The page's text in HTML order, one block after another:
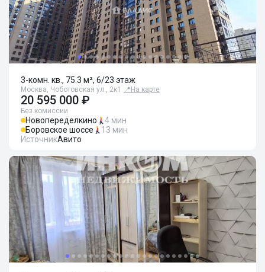
3-комн. кв., 75.3 м², 6/23 этаж
Москва, Чоботовская ул., 2к1 📍 На карте
20 595 000 ₽
Без комиссии
Новопеределкино
4 мин
Боровское шоссе
13 мин
ИсточникАвито